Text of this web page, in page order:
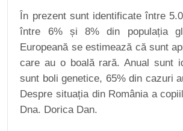
În prezent sunt identificate între
între 6% și 8% din populația
Europeană se estimează că sunt
care au o boală rară. Anual sunt
sunt boli genetice, 65% din cazuri
Despre situația din România a
Dna. Dorica Dan.